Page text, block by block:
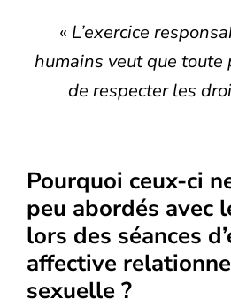
« L’exercice
humains veut que toute
de respecter les
Pourquoi ceux-ci
peu abordés avec
lors des séances
affective
sexuelle ?